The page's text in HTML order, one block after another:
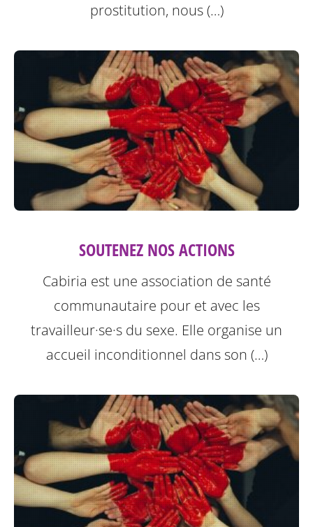
prostitution, nous (…)
SOUTENEZ NOS ACTIONS
Cabiria est une association de santé
communautaire pour et avec les
travailleur·se·s du sexe. Elle organise un
accueil inconditionnel dans son (…)